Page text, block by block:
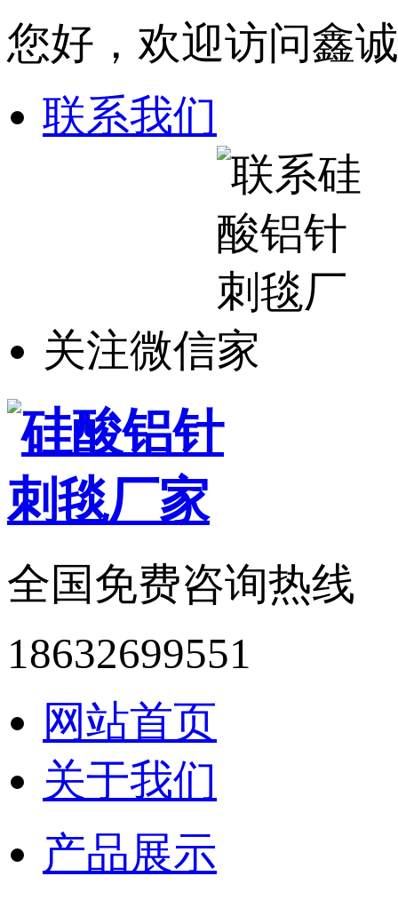
您好，欢迎访问鑫
联系我们
关注微信
全国免费咨询热线
18632699551
网站首页
关于我们
产品展示